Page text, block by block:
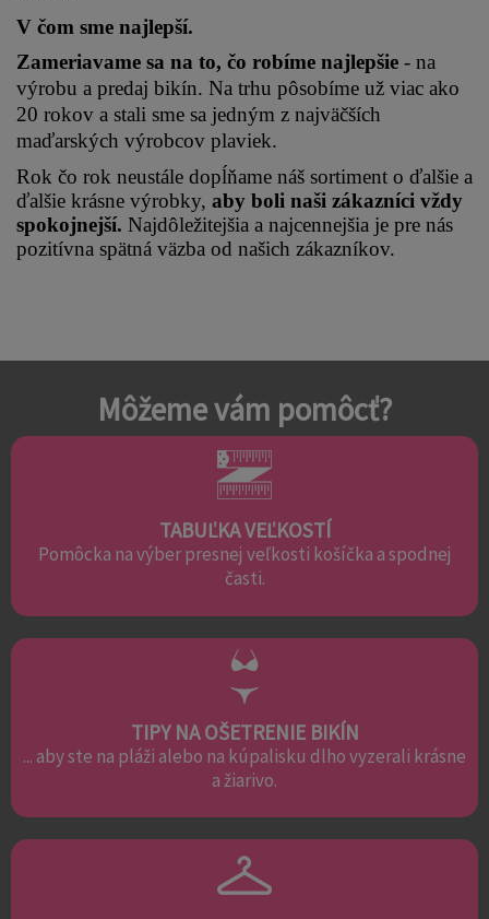
V čom sme najlepší.
Zameriavame sa na to, čo robíme najlepšie - na
výrobu a predaj bikín. Na trhu pôsobíme už viac ako
20 rokov a stali sme sa jedným z najväčších
maďarských výrobcov plaviek.
Rok čo rok neustále dopĺňame náš sortiment o ďalšie a
ďalšie krásne výrobky, aby boli naši zákazníci vždy
spokojnejší. Najdôležitejšia a najcennejšia je pre nás
pozitívna spätná väzba od našich zákazníkov.
Môžeme vám pomôcť?
TABUĽKA VEĽKOSTÍ
Pomôcka na výber presnej veľkosti košíčka a spodnej
časti.
TIPY NA OŠETRENIE BIKÍN
... aby ste na pláži alebo na kúpalisku dlho vyzerali krásne
a žiarivo.